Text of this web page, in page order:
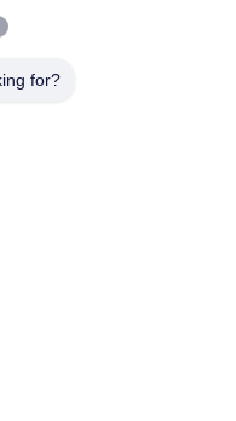
14782798 UNTUK
for?